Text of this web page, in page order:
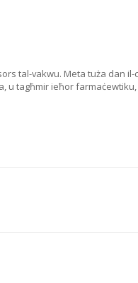
tal-vakwu. Meta tuża dan
tagħmir ieħor